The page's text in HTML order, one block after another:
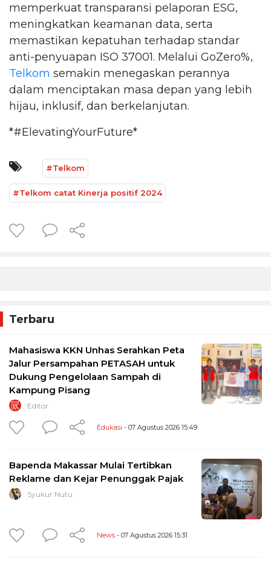
memperkuat transparansi pelaporan ESG,
meningkatkan keamanan data, serta
memastikan kepatuhan terhadap standar
anti-penyuapan ISO 37001. Melalui GoZero%,
Telkom semakin menegaskan perannya
dalam menciptakan masa depan yang lebih
hijau, inklusif, dan berkelanjutan.
*#ElevatingYourFuture*
#Telkom
#Telkom catat Kinerja positif 2024
Terbaru
Mahasiswa KKN Unhas Serahkan Peta
Jalur Persampahan PETASAH untuk
Dukung Pengelolaan Sampah di
Kampung Pisang
Editor
Edukasi - 07 Agustus 2026 15:49
Bapenda Makassar Mulai Tertibkan
Reklame dan Kejar Penunggak Pajak
Syukur Nutu
News - 07 Agustus 2026 15:31